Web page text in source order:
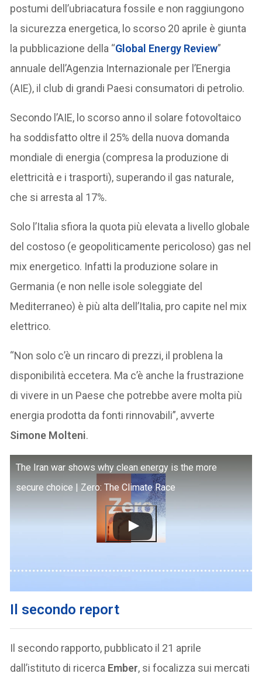
postumi dell’ubriacatura fossile e non raggiungono
la sicurezza energetica, lo scorso 20 aprile è giunta
la pubblicazione della “Global Energy Review”
annuale dell’Agenzia Internazionale per l’Energia
(AIE), il club di grandi Paesi consumatori di petrolio.
Secondo l’AIE, lo scorso anno il solare fotovoltaico
ha soddisfatto oltre il 25% della nuova domanda
mondiale di energia (compresa la produzione di
elettricità e i trasporti), superando il gas naturale,
che si arresta al 17%.
Solo l’Italia sfiora la quota più elevata a livello globale
del costoso (e geopoliticamente pericoloso) gas nel
mix energetico. Infatti la produzione solare in
Germania (e non nelle isole soleggiate del
Mediterraneo) è più alta dell’Italia, pro capite nel mix
elettrico.
“Non solo c’è un rincaro di prezzi, il problena la
disponibilità eccetera. Ma c’è anche la frustrazione
di vivere in un Paese che potrebbe avere molta più
energia prodotta da fonti rinnovabili”, avverte
Simone Molteni.
The Iran war shows why clean energy is the more
secure choice | Zero: The Climate Race
Il secondo report
Il secondo rapporto, pubblicato il 21 aprile
dall’istituto di ricerca Ember, si focalizza sui mercati